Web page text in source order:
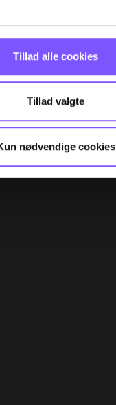
Tillad alle cookies
Tillad valgte
nødvendige cookies